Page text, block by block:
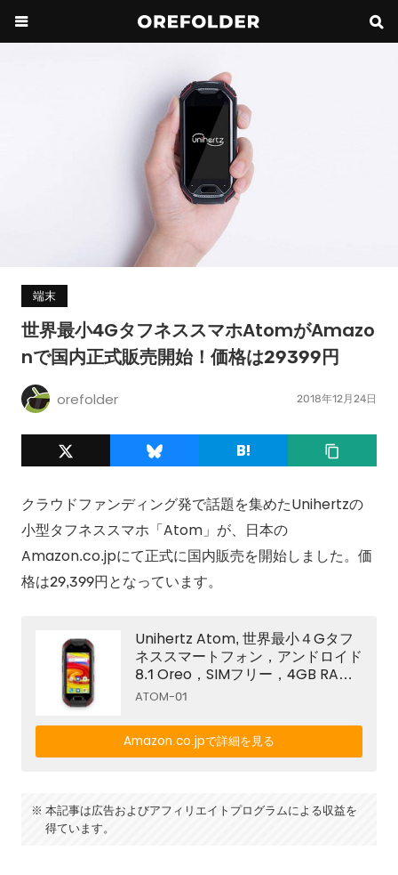
端末
世界最小4GタフネススマホAtomがAmazo
nで国内正式販売開始！価格は29399円
orefolder 2018年12月24日
クラウドファンディング発で話題を集めたUnihertzの
小型タフネススマホ「Atom」が、日本の
Amazon.co.jpにて正式に国内販売を開始しました。価
格は29,399円となっています。
Unihertz Atom, 世界最小４Gタフ
ネススマートフォン，アンドロイド
8.1 Oreo，SIMフリー，4GB RAM
と64GB ROM
ATOM-01
Amazon.co.jpで詳細を見る
本記事は広告およびアフィリエイトプログラムによる収益を
得ています。